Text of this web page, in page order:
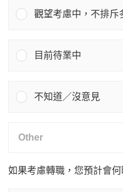
觀望考慮中，不排斥
目前待業中
不知道／沒意見
如果考慮轉職，您預計會何